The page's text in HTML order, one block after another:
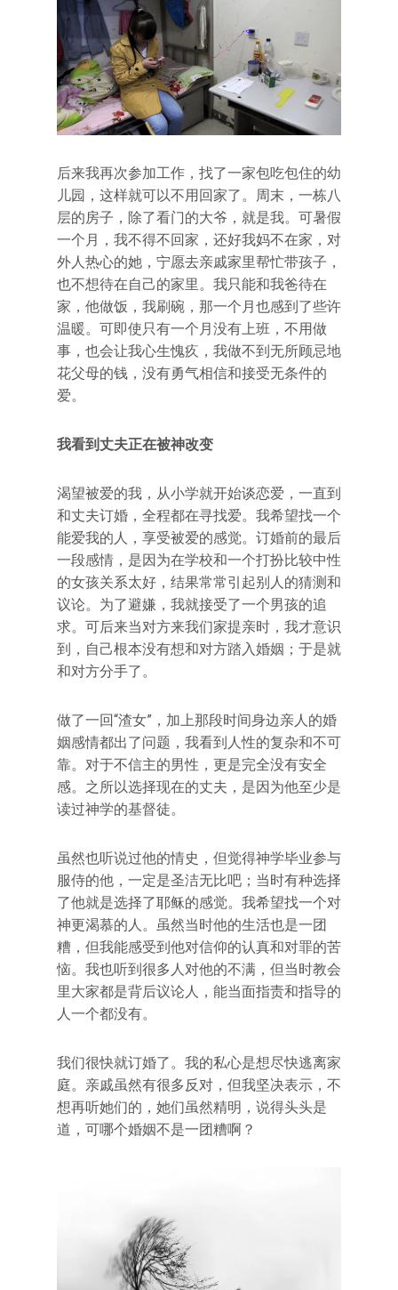
后来我再次参加工作，找了一家包吃包住的幼
儿园，这样就可以不用回家了。周末，一栋八
层的房子，除了看门的大爷，就是我。可暑假
一个月，我不得不回家，还好我妈不在家，对
外人热心的她，宁愿去亲戚家里帮忙带孩子，
也不想待在自己的家里。我只能和我爸待在
家，他做饭，我刷碗，那一个月也感到了些许
温暖。可即使只有一个月没有上班，不用做
事，也会让我心生愧疚，我做不到无所顾忌地
花父母的钱，没有勇气相信和接受无条件的
爱。
我看到丈夫正在被神改变
渴望被爱的我，从小学就开始谈恋爱，一直到
和丈夫订婚，全程都在寻找爱。我希望找一个
能爱我的人，享受被爱的感觉。订婚前的最后
一段感情，是因为在学校和一个打扮比较中性
的女孩关系太好，结果常常引起别人的猜测和
议论。为了避嫌，我就接受了一个男孩的追
求。可后来当对方来我们家提亲时，我才意识
到，自己根本没有想和对方踏入婚姻；于是就
和对方分手了。
做了一回“渣女”，加上那段时间身边亲人的婚
姻感情都出了问题，我看到人性的复杂和不可
靠。对于不信主的男性，更是完全没有安全
感。之所以选择现在的丈夫，是因为他至少是
读过神学的基督徒。
虽然也听说过他的情史，但觉得神学毕业参与
服侍的他，一定是圣洁无比吧；当时有种选择
了他就是选择了耶稣的感觉。我希望找一个对
神更渴慕的人。虽然当时他的生活也是一团
糟，但我能感受到他对信仰的认真和对罪的苦
恼。我也听到很多人对他的不满，但当时教会
里大家都是背后议论人，能当面指责和指导的
人一个都没有。
我们很快就订婚了。我的私心是想尽快逃离家
庭。亲戚虽然有很多反对，但我坚决表示，不
想再听她们的，她们虽然精明，说得头头是
道，可哪个婚姻不是一团糟啊？